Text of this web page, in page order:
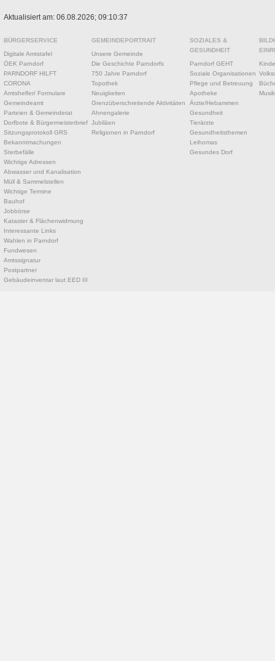
Aktualisiert am: 06.08.2026; 09:10:37
BÜRGERSERVICE
Digitale Amtstafel
ÖEK Parndorf
PARNDORF HILFT
CORONA
Amtshelfer/ Formulare
Gemeindeamt
Parteien & Gemeinderat
Dorfbote & Bürgermeisterbrief
Sitzungsprotokoll GRS
Bekanntmachungen
Sterbefälle
Wichtige Adressen
Abwasser und Kanalisation
Müll & Sammelstellen
Wichtige Termine
Bauhof
Jobbörse
Kataster & Flächenwidmung
Interessante Links
Wahlen in Parndorf
Fundwesen
Amtssignatur
Postpartner
Gebäudeinventar laut EED III
GEMEINDEPORTRAIT
Unsere Gemeinde
Die Geschichte Parndorfs
750 Jahre Parndorf
Topothek
Neuigkeiten
Grenzüberschreitende Aktivitäten
Ahnengalerie
Jubiläen
Religionen in Parndorf
SOZIALES &
GESUNDHEIT
Parndorf GEHT
Soziale Organisationen
Pflege und Betreuung
Apotheke
Ärzte/Hebammen
Gesundheit
Tierärzte
Gesundheitsthemen
Leihomas
Gesundes Dorf